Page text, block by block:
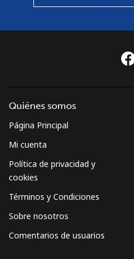
Quiénes somos
Página Principal
Mi cuenta
Política de privacidad y
cookies
Términos y Condiciones
Sobre nosotros
Comentarios de usuarios